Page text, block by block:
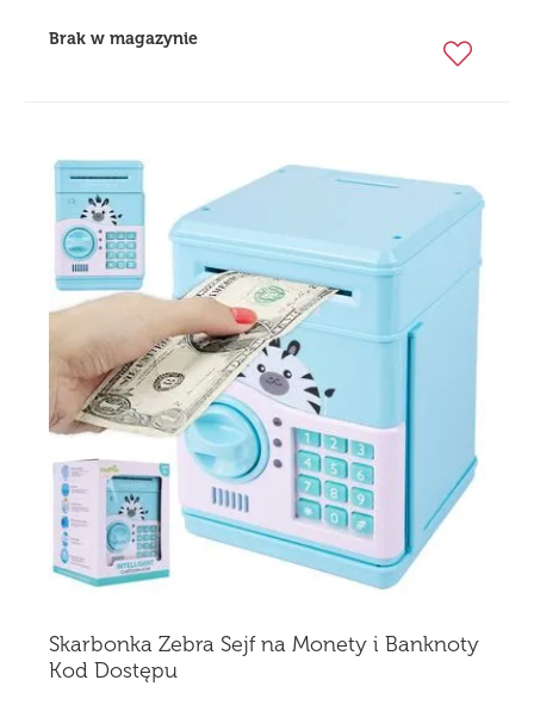
Brak w magazynie
Skarbonka Zebra Sejf na Monety i Banknoty
Kod Dostępu